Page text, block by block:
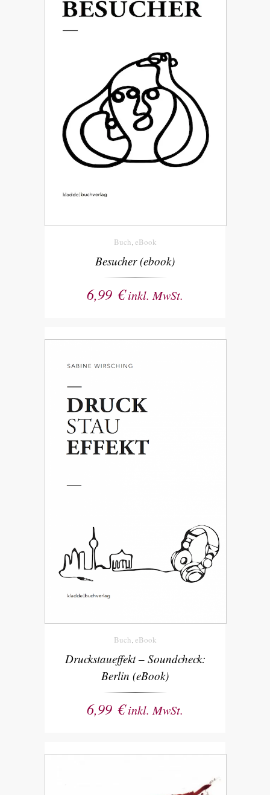
Buch eBook
Besucher (ebook)
6,99 € inkl. MwSt.
Buch eBook
Druckstaueffekt – Soundcheck:
Berlin (eBook)
6,99 € inkl. MwSt.